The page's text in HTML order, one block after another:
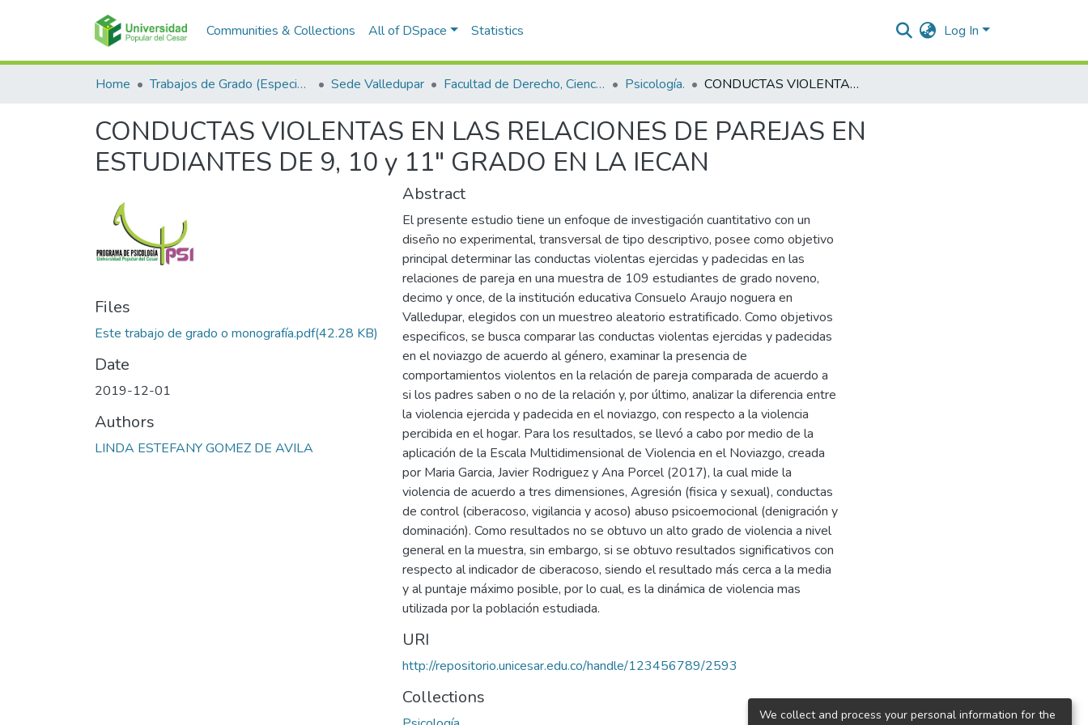
Communities & Collections All of DSpace Statistics Log In
Home Trabajos de Grado (Especializaciones y Pregrados) Sede Valledupar Facultad de Derecho, Ciencias Políticas y Sociales. Psicología. CONDUCTAS VIOLENTAS EN LAS RELACIONES DE PAREJAS EN ESTUDIANTES DE 9, 10 y 11" GRADO EN LA IECAN
CONDUCTAS VIOLENTAS EN LAS RELACIONES DE PAREJAS EN
ESTUDIANTES DE 9, 10 y 11" GRADO EN LA IECAN
Files
Este trabajo de grado o monografía.pdf(42.28 KB)
Date
2019-12-01
Authors
LINDA ESTEFANY GOMEZ DE AVILA
Abstract
El presente estudio tiene un enfoque de investigación cuantitativo con un
diseño no experimental, transversal de tipo descriptivo, posee como objetivo
principal determinar las conductas violentas ejercidas y padecidas en las
relaciones de pareja en una muestra de 109 estudiantes de grado noveno,
decimo y once, de la institución educativa Consuelo Araujo noguera en
Valledupar, elegidos con un muestreo aleatorio estratificado. Como objetivos
especificos, se busca comparar las conductas violentas ejercidas y padecidas
en el noviazgo de acuerdo al género, examinar la presencia de
comportamientos violentos en la relación de pareja comparada de acuerdo a
si los padres saben o no de la relación y, por último, analizar la diferencia entre
la violencia ejercida y padecida en el noviazgo, con respecto a la violencia
percibida en el hogar. Para los resultados, se llevó a cabo por medio de la
aplicación de la Escala Multidimensional de Violencia en el Noviazgo, creada
por Maria Garcia, Javier Rodriguez y Ana Porcel (2017), la cual mide la
violencia de acuerdo a tres dimensiones, Agresión (fisica y sexual), conductas
de control (ciberacoso, vigilancia y acoso) abuso psicoemocional (denigración y
dominación). Como resultados no se obtuvo un alto grado de violencia a nivel
general en la muestra, sin embargo, si se obtuvo resultados significativos con
respecto al indicador de ciberacoso, siendo el resultado más cerca a la media
y al puntaje máximo posible, por lo cual, es la dinámica de violencia mas
utilizada por la población estudiada.
URI
http://repositorio.unicesar.edu.co/handle/123456789/2593
Collections
We collect and process your personal information for the